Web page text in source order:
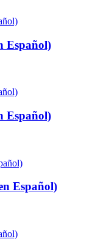
Español)
Español)
Español)